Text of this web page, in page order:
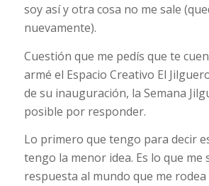
soy así y otra cosa no me sale
nuevamente).
Cuestión que me pedís que te
armé el Espacio Creativo El
de su inauguración, la Semana
posible por responder.
Lo primero que tengo para decir
tengo la menor idea. Es lo que me
respuesta al mundo que me rodea